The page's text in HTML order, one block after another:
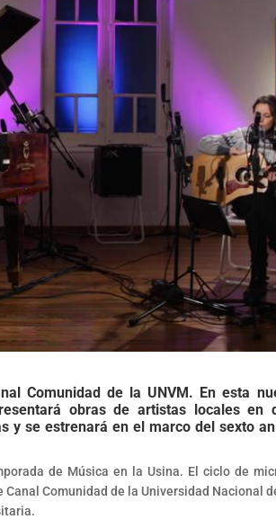
Comunidad de la UNVM. En esta
obras de artistas locales en
y se estrenará en el marco del sexto
de Música en la Usina. El ciclo de
Comunidad de la Universidad Nacional